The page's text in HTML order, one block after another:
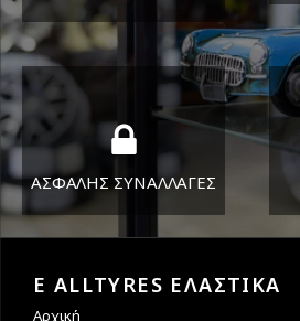
Όπου και αν είστε θα σας
στείλουμε τα ελαστικά σας
ΑΣΦΑΛΗΣ ΣΥΝΑΛΛΑΓΕΣ
E ALLTYRES ΕΛΑΣΤΙΚΑ
Αρχική